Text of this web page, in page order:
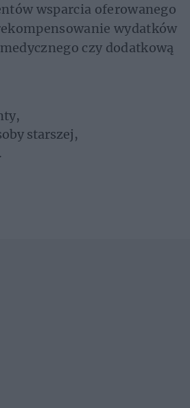
wsparcia oferowanego
wydatków
czy dodatkową
starszej,